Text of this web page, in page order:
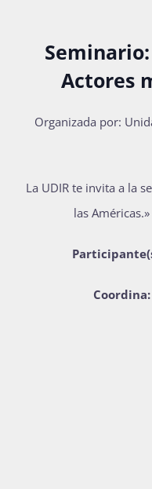
Actores
Organizada por:
La UDIR te invita a la
las
Coordina: